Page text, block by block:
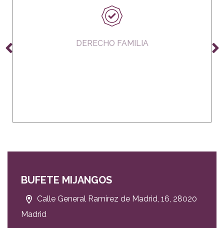
DERECHO FAMILIA
BUFETE MIJANGOS
Calle General Ramírez de Madrid, 16, 28020
Madrid